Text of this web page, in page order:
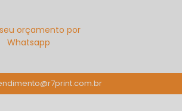
orçamento por
Whatsapp